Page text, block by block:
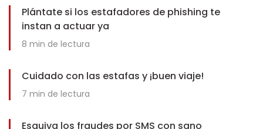
Plántate si los estafadores de phishing te
instan a actuar ya
8 min de lectura
Cuidado con las estafas y ¡buen viaje!
7 min de lectura
Esquiva los fraudes por SMS con sano